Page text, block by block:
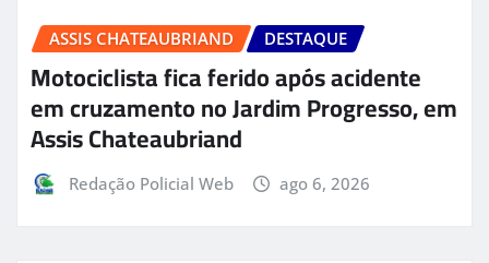
ASSIS CHATEAUBRIAND DESTAQUE
Motociclista fica ferido após acidente
em cruzamento no Jardim Progresso, em
Assis Chateaubriand
Redação Policial Web ago 6, 2026